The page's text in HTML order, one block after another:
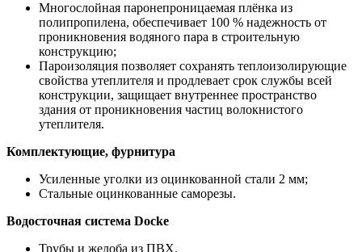
Многослойная паронепроницаемая плёнка из
полипропилена, обеспечивает 100 % надежность от
проникновения водяного пара в строительную
конструкцию;
Пароизоляция позволяет сохранять теплоизолирующие
свойства утеплителя и продлевает срок службы всей
конструкции, защищает внутреннее пространство
здания от проникновения частиц волокнистого
утеплителя.
Комплектующие, фурнитура
Усиленные уголки из оцинкованной стали 2 мм;
Стальные оцинкованные саморезы.
Водосточная система Docke
Трубы и желоба из ПВХ.